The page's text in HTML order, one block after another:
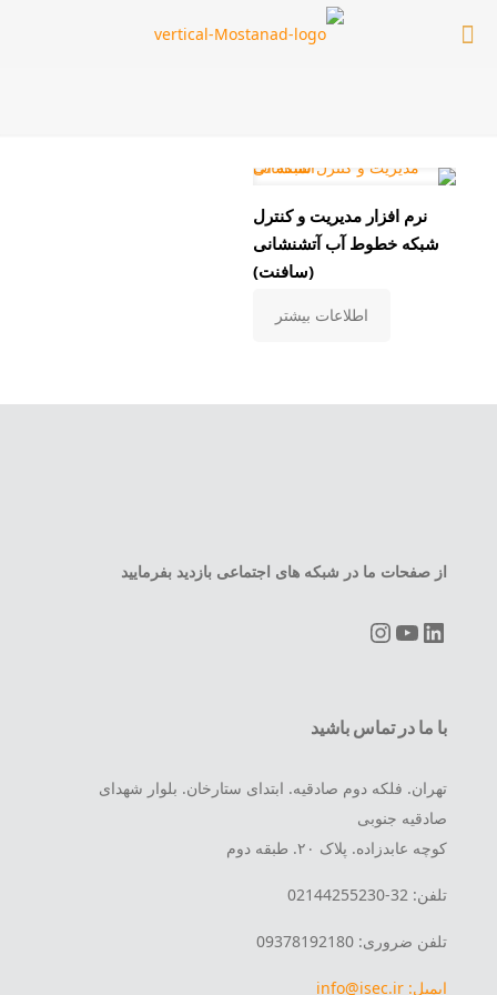
نرم افزار مدیریت و کنترل
شبکه خطوط آب آتشنشانی
(سافنت)
اطلاعات بیشتر
از صفحات ما در شبکه های اجتماعی بازدید بفرمایید
LinkedIn
YouTube
Instagram
با ما در تماس باشید
تهران. فلکه دوم صادقیه. ابتدای ستارخان. بلوار شهدای
صادقیه جنوبی
کوچه عابدزاده. پلاک ۲۰. طبقه دوم
تلفن: 32-02144255230
تلفن ضروری: 09378192180
ایمیل: info@isec.ir